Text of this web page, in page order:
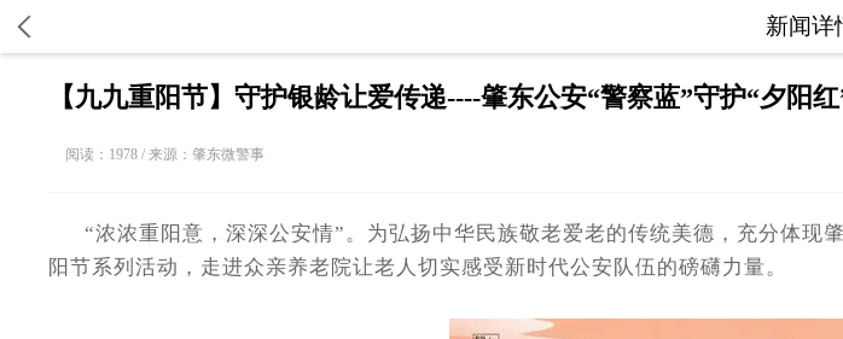
新闻详
【九九重阳节】守护银龄让爱传递----肇东公安“警察蓝”守护“夕阳红
阅读：1978 / 来源：肇东微警事
“浓浓重阳意，深深公安情”。为弘扬中华民族敬老爱老的传统美德，充分体现
阳节系列活动，走进众亲养老院让老人切实感受新时代公安队伍的磅礴力量。